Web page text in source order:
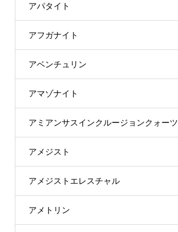
アパタイト
アフガナイト
アベンチュリン
アマゾナイト
アミアンサスインクルージョンクォーツ
アメジスト
アメジストエレスチャル
アメトリン